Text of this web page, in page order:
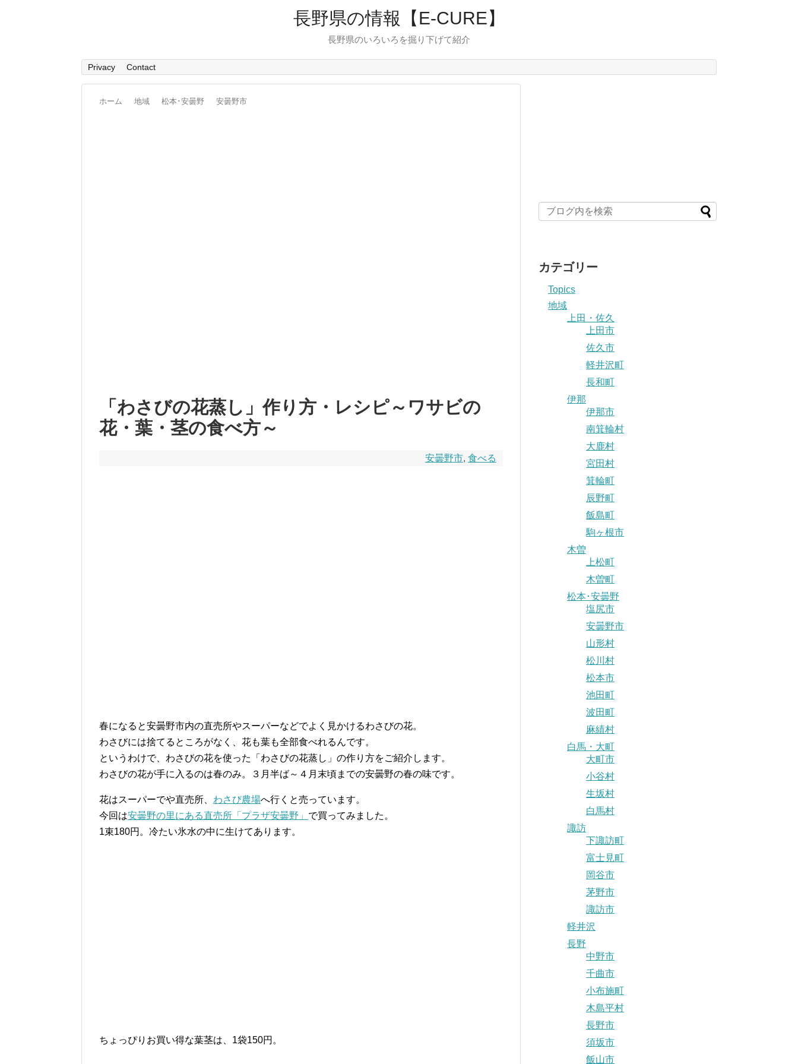
長野県の情報【E-CURE】
長野県のいろいろを掘り下げて紹介
Privacy Contact
ホーム 地域 松本･安曇野 安曇野市
「わさびの花蒸し」作り方・レシピ～ワサビの
花・葉・茎の食べ方～
安曇野市, 食べる
春になると安曇野市内の直売所やスーパーなどでよく見かけるわさびの花。
わさびには捨てるところがなく、花も葉も全部食べれるんです。
というわけで、わさびの花を使った「わさびの花蒸し」の作り方をご紹介します。
わさびの花が手に入るのは春のみ。３月半ば～４月末頃までの安曇野の春の味です。
花はスーパーでや直売所、 わさび農場へ行くと売っています。
今回は安曇野の里にある直売所「プラザ安曇野」 で買ってみました。
1束180円。冷たい氷水の中に生けてあります。
ちょっぴりお買い得な葉茎は、1袋150円。
カテゴリー
Topics
地域
上田・佐久
上田市
佐久市
軽井沢町
長和町
伊那
伊那市
南箕輪村
大鹿村
宮田村
箕輪町
辰野町
飯島町
駒ヶ根市
木曽
上松町
木曽町
松本･安曇野
塩尻市
安曇野市
山形村
松川村
松本市
池田町
波田町
麻績村
白馬・大町
大町市
小谷村
生坂村
白馬村
諏訪
下諏訪町
富士見町
岡谷市
茅野市
諏訪市
軽井沢
長野
中野市
千曲市
小布施町
木島平村
長野市
須坂市
飯山市